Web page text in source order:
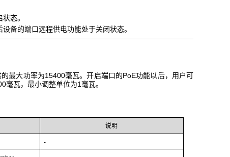
态。
备的端口远程供电功能处于关闭状态。
最大功率为15400毫瓦。开启端口的PoE功能以后，用户可
瓦，最小调整单位为1毫瓦。
说明
-